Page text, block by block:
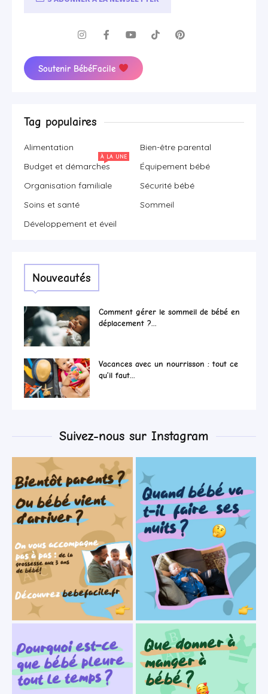
Soutenir BébéFacile
Tag populaires
Alimentation
Bien-être parental
Budget et démarches
À LA UNE
Équipement bébé
Organisation familiale
Sécurité bébé
Soins et santé
Sommeil
Développement et éveil
Nouveautés
Comment gérer le sommeil de bébé en
déplacement ?...
Vacances avec un nourrisson : tout ce
qu’il faut...
Suivez-nous sur Instagram